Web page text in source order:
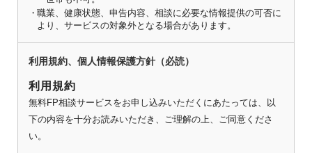
職業、健康状態、申告内容、相談に必要な情報提供の可否に
より、サービスの対象外となる場合があります。
利用規約、個人情報保護方針（必読）
利用規約
無料FP相談サービスをお申し込みいただくにあたっては、以
下の内容を十分お読みいただき、ご理解の上、ご同意くださ
い。